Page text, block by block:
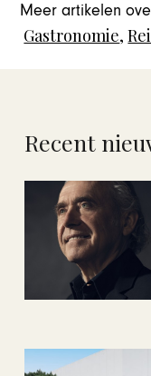
Meer artikelen
Gastronomie,
Recent